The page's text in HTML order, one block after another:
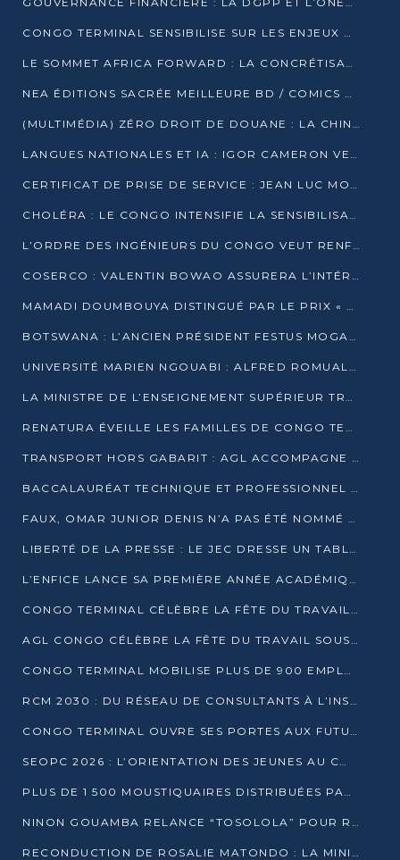
CONGO TERMINAL SENSIBILISE SUR LES ENJEUX DE LA SANTÉ MENTALE EN
LE SOMMET AFRICA FORWARD : LA CONCRÉTISATION DE PARTENARIATS ÉQUILIBRÉS ET TOURNÉS VERS L’AVENIR ENTRE LE CONTINENT AFRICAIN ET LA FRANCE
NEA ÉDITIONS SACRÉE MEILLEURE BD / COMICS D’AFRIQUE AU KENYA
(MULTIMÉDIA) ZÉRO DROIT DE DOUANE : LA CHINE ET L’AFRIQUE VERS UNE PROXIMITÉ SANS PRÉCÉDENT (PAPIER GÉNÉRAL)
LANGUES NATIONALES ET IA : IGOR CAMERON VEUT ARRIMER LA STRATÉGIE IA À LA LOI SUR LA RECHERCHE
CERTIFICAT DE PRISE DE SERVICE : JEAN LUC MOUTHOU DÉMENT UNE « FAKE NEWS »
CHOLÉRA : LE CONGO INTENSIFIE LA SENSIBILISATION AU MARCHÉ DE TALANGAÏ
L’ORDRE DES INGÉNIEURS DU CONGO VEUT RENFORCER L’ÉTHIQUE ET LA CRÉDIBILITÉ DE LA PROFESSION
COSERCO : VALENTIN BOWAO ASSURERA L’INTÉRIM À LA TÊTE DU BUREAU EXÉCUTIF NATIONAL
MAMADI DOUMBOUYA DISTINGUÉ PAR LE PRIX « SUPER GRAND BÂTISSEUR BABACAR N’DIAYE »
BOTSWANA : L’ANCIEN PRÉSIDENT FESTUS MOGAE EST MORT À 86 ANS
UNIVERSITÉ MARIEN NGOUABI : ALFRED ROMUALD NGUYA POATY SOUTIENT UNE THÈSE SUR LE PARADOXE DE LA CROISSANCE EN ZONE CEMAC
LA MINISTRE DE L’ENSEIGNEMENT SUPÉRIEUR TRACE SA FEUILLE DE ROUTE
RENATURA ÉVEILLE LES FAMILLES DE CONGO TERMINAL À LA PROTECTION DE L’ENVIRONNEMENT
TRANSPORT HORS GABARIT : AGL ACCOMPAGNE LE DÉVELOPPEMENT DU SECTEUR BRASSICOLE AU CONGO
BACCALAURÉAT TECHNIQUE ET PROFESSIONNEL : 16 352 CANDIDATS LANCÉS DANS LES ÉPREUVES D’EPS
FAUX, OMAR JUNIOR DENIS N’A PAS ÉTÉ NOMMÉ AIDE DE CAMP ADJOINT DE DENIS SASSOU NGUESSO
LIBERTÉ DE LA PRESSE : LE JEC DRESSE UN TABLEAU PRÉOCCUPANT AU CONGO
L’ENFICE LANCE SA PREMIÈRE ANNÉE ACADÉMIQUE AVEC 100 FUTURS ENSEIGNANTS
CONGO TERMINAL CÉLÈBRE LA FÊTE DU TRAVAIL AVEC SES COLLABORATEURS À POINTE-NOIRE
AGL CONGO CÉLÈBRE LA FÊTE DU TRAVAIL SOUS LE SIGNE DE LA COHÉSION
CONGO TERMINAL MOBILISE PLUS DE 900 EMPLOYÉS AUTOUR DE LA SÉCURITÉ AU TRAVAIL
RCM 2030 : DU RÉSEAU DE CONSULTANTS À L’INSTRUMENT DE PUISSANCE EN AFRIQUE FRANCOPHONE
CONGO TERMINAL OUVRE SES PORTES AUX FUTURS INGÉNIEURS AU FORUM DES MÉTIERS D’UCAC-ICAM
SEOPC 2026 : L’ORIENTATION DES JEUNES AU CŒUR DE LA DEUXIÈME ÉDITION
PLUS DE 1 500 MOUSTIQUAIRES DISTRIBUÉES PAR AGL ET CONGO TERMINAL DANS LA LUTTE CONTRE LE PALUDISME
NINON GOUAMBA RELANCE “TOSOLOLA” POUR RENFORCER LE DIALOGUE AVEC LES CITOYENS
RECONDUCTION DE ROSALIE MATONDO : LA MINISTRE PROMET D’ACCÉLÉRER LE TRAITEMENT DES DOSSIERS ET DE RELEVER DE NOUVEAUX DÉFIS